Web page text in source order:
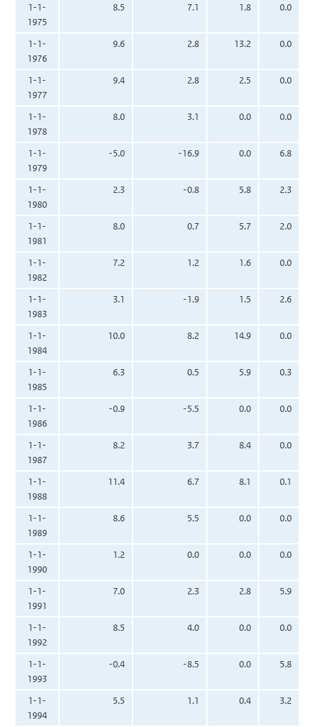
1-1-
1975
8.5 7.1 1.8 0.0
1-1-
1976
9.6 2.8 13.2 0.0
1-1-
1977
9.4 2.8 2.5 0.0
1-1-
1978
8.0 3.1 0.0 0.0
1-1-
1979
-5.0 -16.9 0.0 6.8
1-1-
1980
2.3 -0.8 5.8 2.3
1-1-
1981
8.0 0.7 5.7 2.0
1-1-
1982
7.2 1.2 1.6 0.0
1-1-
1983
3.1 -1.9 1.5 2.6
1-1-
1984
10.0 8.2 14.9 0.0
1-1-
1985
6.3 0.5 5.9 0.3
1-1-
1986
-0.9 -5.5 0.0 0.0
1-1-
1987
8.2 3.7 8.4 0.0
1-1-
1988
11.4 6.7 8.1 0.1
1-1-
1989
8.6 5.5 0.0 0.0
1-1-
1990
1.2 0.0 0.0 0.0
1-1-
1991
7.0 2.3 2.8 5.9
1-1-
1992
8.5 4.0 0.0 0.0
1-1-
1993
-0.4 -8.5 0.0 5.8
1-1-
1994
5.5 1.1 0.4 3.2